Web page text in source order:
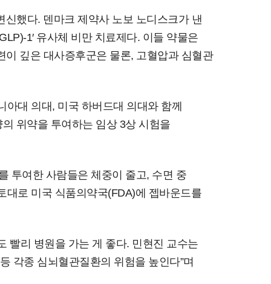
신했다. 덴마크 제약사 노보 노디스크가 낸
1′ 유사체 비만 치료제다. 이들 약물은
깊은 대사증후군은 물론, 고혈압과 심혈관
아대 의대, 미국 하버드대 의대와 함께
위약을 투여하는 임상 3상 시험을
투여한 사람들은 체중이 줄고, 수면 중
대로 미국 식품의약국(FDA)에 젭바운드를
빨리 병원을 가는 게 좋다. 민현진 교수는
각종 심뇌혈관질환의 위험을 높인다”며